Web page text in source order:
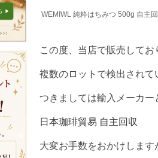
WEMIWL 純粋はちみつ 500g 自主
この度、当店で販売して
複数のロットで検出され
つきましては輸入メーカ
日本珈琲貿易 自主回収
大変お手数をおかけしま